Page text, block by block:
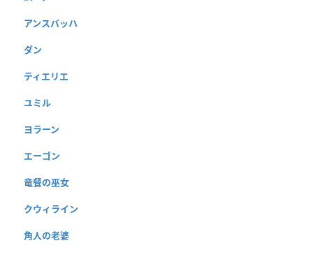
アンスバッハ
ダン
ティエリエ
ユミル
ヨラーン
エーゴン
竜餐の巫女
クウィライン
角人の老婆